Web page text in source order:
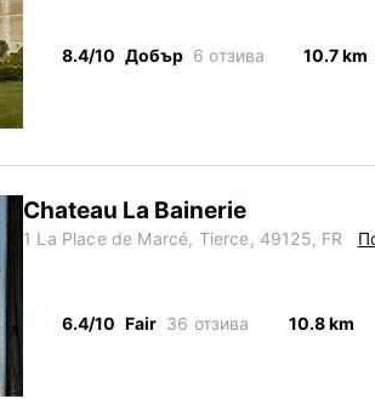
8.4/10 Добър 6 отзива 10.7 km
Chateau La Bainerie
1 La Place de Marcé, Tierce, 49125, FR
6.4/10 Fair 36 отзива 10.8 km